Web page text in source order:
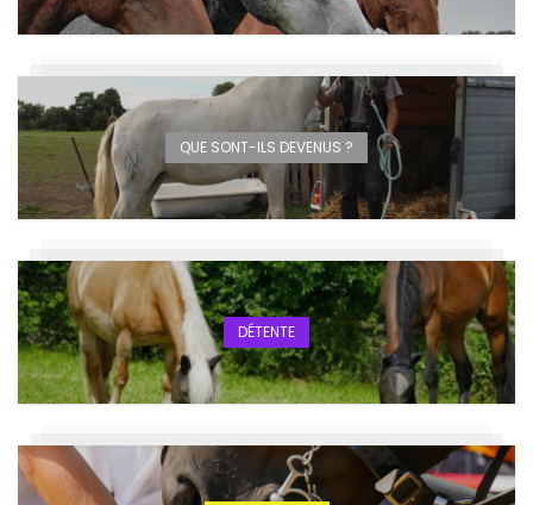
QUE SONT-ILS DEVENUS ?
DÉTENTE